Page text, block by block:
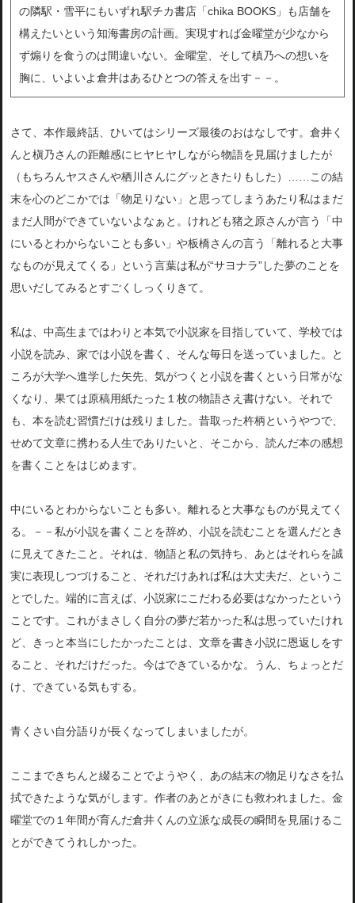
の隣駅・雪平にもいずれ駅チカ書店「chika BOOKS」も店舗を
構えたいという知海書房の計画。実現すれば金曜堂が少なから
ず煽りを食うのは間違いない。金曜堂、そして槙乃への想いを
胸に、いよいよ倉井はあるひとつの答えを出す－－。
さて、本作最終話、ひいてはシリーズ最後のおはなしです。倉井く
んと槇乃さんの距離感にヒヤヒヤしながら物語を見届けましたが
（もちろんヤスさんや栖川さんにグッときたりもした）……この結
末を心のどこかでは「物足りない」と思ってしま うあたり私はまだ
まだ人間ができていないよなぁと。けれども猪之原さんが言う「中
にいるとわからないことも多い」や板橋さんの言う「離れると大事
なものが見えてくる」という言葉は私が“サヨナラ”した夢のことを
思いだしてみるとすごくしっくり きて。
私は、中高生まではわりと本気で小説家を目指していて、学校では
小説を読み、家では小説を書く、そんな毎日を送っていました。
と
ころが大学へ進学した矢先、気がつくと小説を書くという日常がな
くなり、果ては原稿用紙たった １枚の物語さえ書けない。それで
も、 本を読む習慣だけは残りました。昔取った杵柄というやつで、
せめて文章に携わる人生でありたいと、そこから、読んだ本の感想
を書くことをはじめます。
中にいるとわからないことも多い。離れると大事なものが見えてく
る。－－私が小説を書くことを辞め、小説を読むことを選んだとき
に見えてきたこと。それは、物語と私の気持ち、あとはそれらを誠
実に表現しつづけること、それだけあれば私は大丈夫だ、
というこ
とでした。端的に言えば、小説家にこだわる必要はなかった という
ことです。これがまさしく自分の夢だ若かった私は思っていたけれ
ど、き っと本当にしたかったことは、文章を書き小説に恩返しをす
ること、それだけだった。 今はできているかな。うん、ちょっとだ
け、できている気もする。
青くさい自分語りが長くなってしまいましたが。
ここまできちんと綴ることでようやく、あの結末の物足りなさを払
拭できたような気がします。作者のあとがきにも救われました。金
曜堂での１年間が育んだ倉井くんの立派な成長の瞬間を見届けるこ
とができてうれしかった。